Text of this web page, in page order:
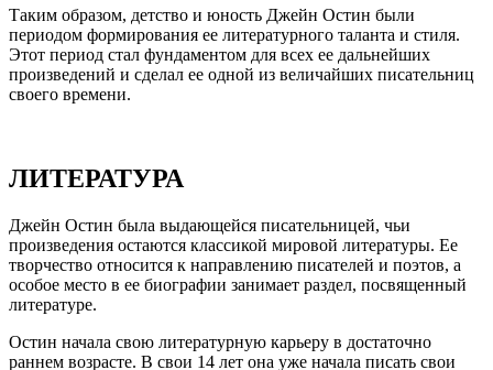
Таким образом, детство и юность Джейн Остин были
периодом формирования ее литературного таланта и стиля.
Этот период стал фундаментом для всех ее дальнейших
произведений и сделал ее одной из величайших писательниц
своего времени.
ЛИТЕРАТУРА
Джейн Остин была выдающейся писательницей, чьи
произведения остаются классикой мировой литературы. Ее
творчество относится к направлению писателей и поэтов, а
особое место в ее биографии занимает раздел, посвященный
литературе.
Остин начала свою литературную карьеру в достаточно
раннем возрасте. В свои 14 лет она уже начала писать свои